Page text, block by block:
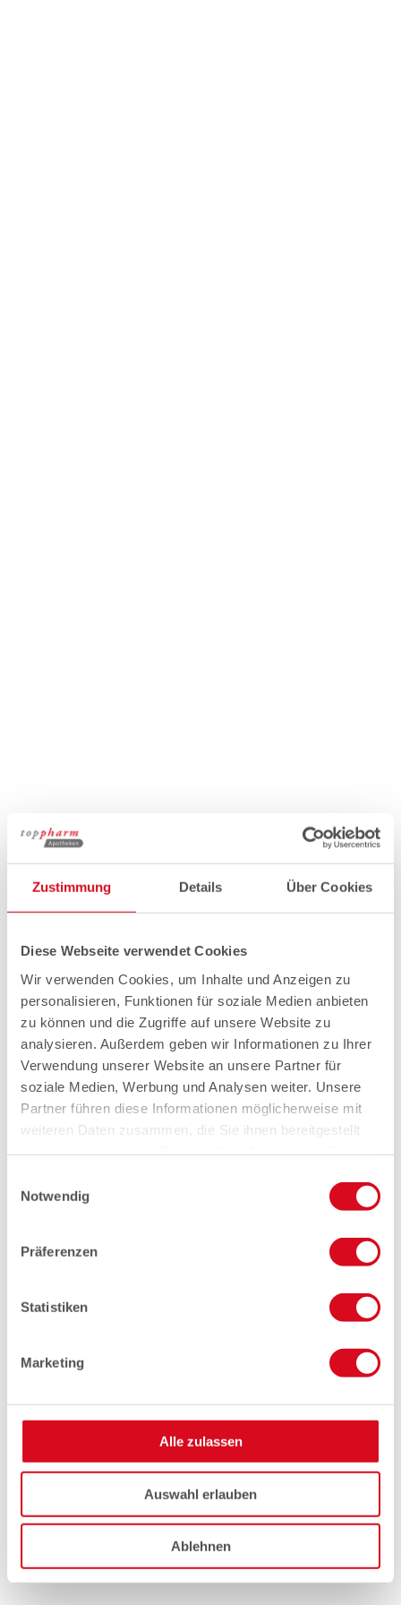
Zustimmung Details Über Cookies
Diese Webseite verwendet Cookies
Wir verwenden Cookies, um Inhalte und Anzeigen zu
personalisieren, Funktionen für soziale Medien anbieten
zu können und die Zugriffe auf unsere Website zu
analysieren. Außerdem geben wir Informationen zu Ihrer
Verwendung unserer Website an unsere Partner für
soziale Medien, Werbung und Analysen weiter. Unsere
Partner führen diese Informationen möglicherweise mit
weiteren Daten zusammen, die Sie ihnen bereitgestellt
Notwendig
Präferenzen
Statistiken
Marketing
Alle zulassen
Auswahl erlauben
Ablehnen